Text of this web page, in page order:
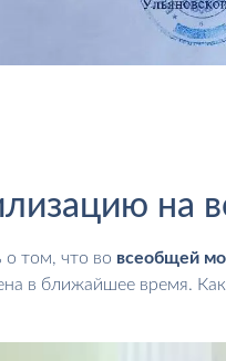
на
о том, что во всеобщей
в ближайшее время. Как